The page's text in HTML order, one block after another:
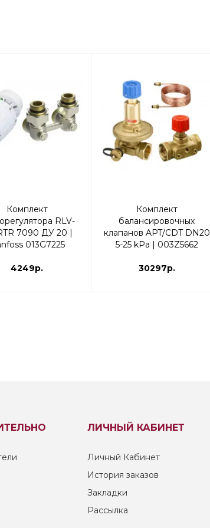
Комплект
RLV-
7090 ДУ 20 |
013G7225
4249р.
Комплект
балансировочных
клапанов APT/CDT DN20
5-25 kPa | 003Z5662
30297р.
ЛИЧНЫЙ КАБИНЕТ
Личный Кабинет
История заказов
Закладки
Рассылка